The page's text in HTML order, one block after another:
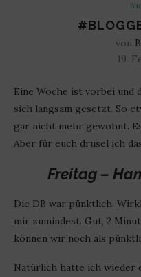
von
19.
Eine Woche ist vorbei und
sich langsam gesetzt. So
gar nicht mehr gewohnt.
Aber für euch drusel ich
Freitag –
Die DB war pünktlich.
mir zumindest. Gut, 2
können wir noch als
Natürlich hatte ich wieder